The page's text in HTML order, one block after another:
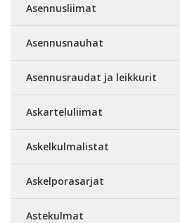
Asennusliimat
Asennusnauhat
Asennusraudat ja leikkurit
Askarteluliimat
Askelkulmalistat
Askelporasarjat
Astekulmat